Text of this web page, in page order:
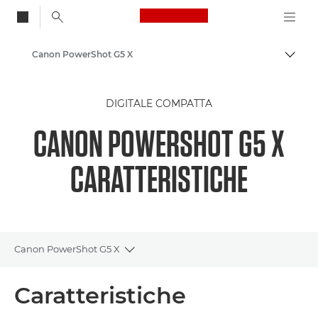
Canon Logo, back
Canon PowerShot G5 X
DIGITALE COMPATTA
CANON POWERSHOT G5 X
CARATTERISTICHE
Canon PowerShot G5 X
Toggle breadcrumbs
Caratteristiche